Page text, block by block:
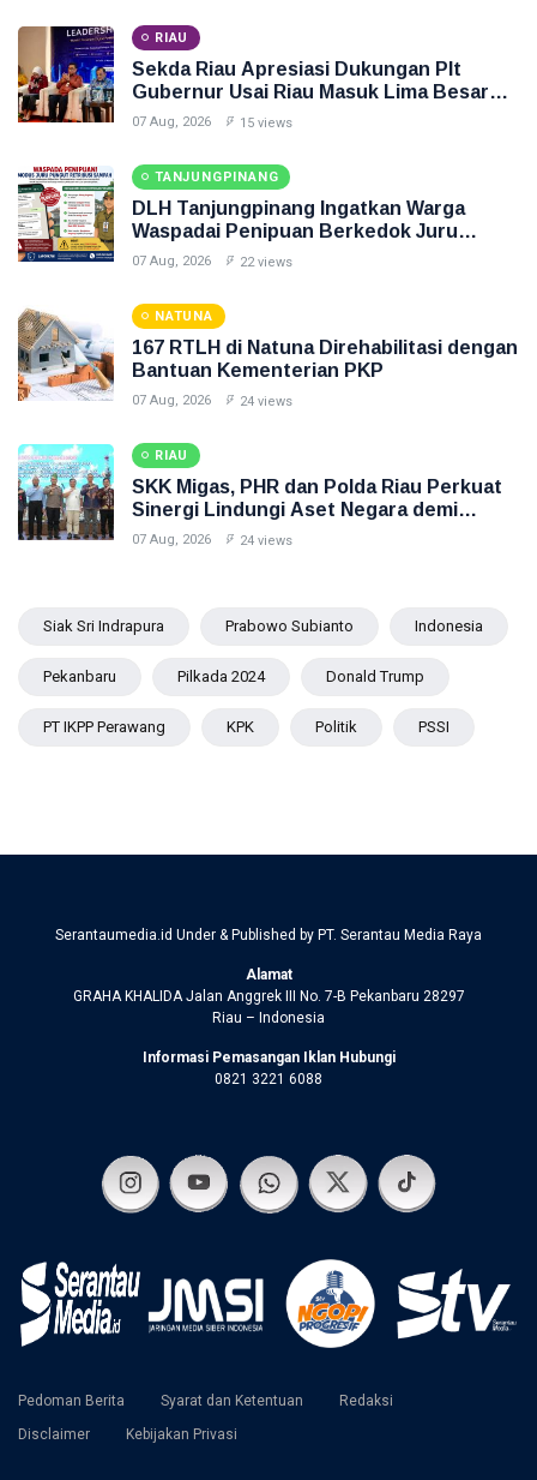
RIAU
Sekda Riau Apresiasi Dukungan Plt
Gubernur Usai Riau Masuk Lima Besar
ADLG Awards 2026
07 Aug, 2026 15 views
TANJUNGPINANG
DLH Tanjungpinang Ingatkan Warga
Waspadai Penipuan Berkedok Juru
Pungut Retribusi Sampah
07 Aug, 2026 22 views
NATUNA
167 RTLH di Natuna Direhabilitasi dengan
Bantuan Kementerian PKP
07 Aug, 2026 24 views
RIAU
SKK Migas, PHR dan Polda Riau Perkuat
Sinergi Lindungi Aset Negara demi
Menjaga Ketahanan Energi Nasional
07 Aug, 2026 24 views
Siak Sri Indrapura Prabowo Subianto Indonesia
Pekanbaru Pilkada 2024 Donald Trump
PT IKPP Perawang KPK Politik PSSI
Serantaumedia.id Under & Published by PT. Serantau Media Raya
Alamat
GRAHA KHALIDA Jalan Anggrek III No. 7-B Pekanbaru 28297
Riau – Indonesia
Informasi Pemasangan Iklan Hubungi
0821 3221 6088
Pedoman Berita Syarat dan Ketentuan
Redaksi
Disclaimer
Kebijakan Privasi